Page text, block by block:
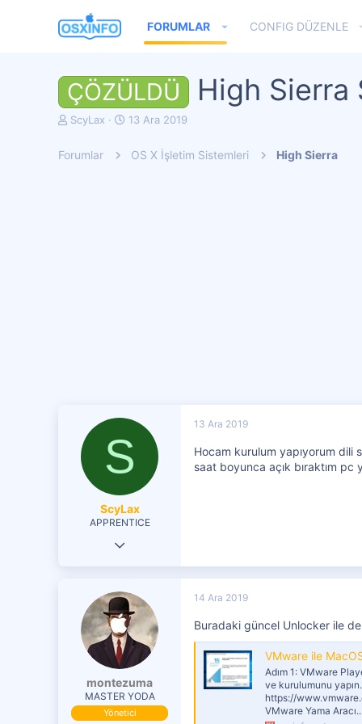
FORUMLAR CONFIG DÜZENLE
ÇÖZÜLDÜ High Sierra
K
u
ScyLax
B13 Ara 2019
Forumlar OS X İşletim Sistemleri High Sierra
S
ScyLax
APPRENTICE
13 Ara 2019
13 Ara 2019
Hocam kurulum yapıyorum dili
saat boyunca açık bıraktım
montezuma
MASTER YODA
Yönetici
14 Ara 2019
Buradaki güncel Unlocker ile
VMware ile MacOS
Adım 1: VMware
ve kurulumunu
https://
VMware Yama Aracı...